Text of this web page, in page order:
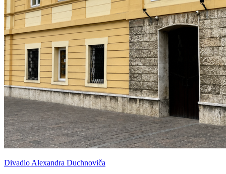
Divadlo Alexandra Duchnoviča